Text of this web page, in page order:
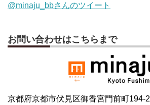
@minaju_bbさんのツイート
お問い合わせはこちらまで
京都府京都市伏見区御香宮門前町194-2